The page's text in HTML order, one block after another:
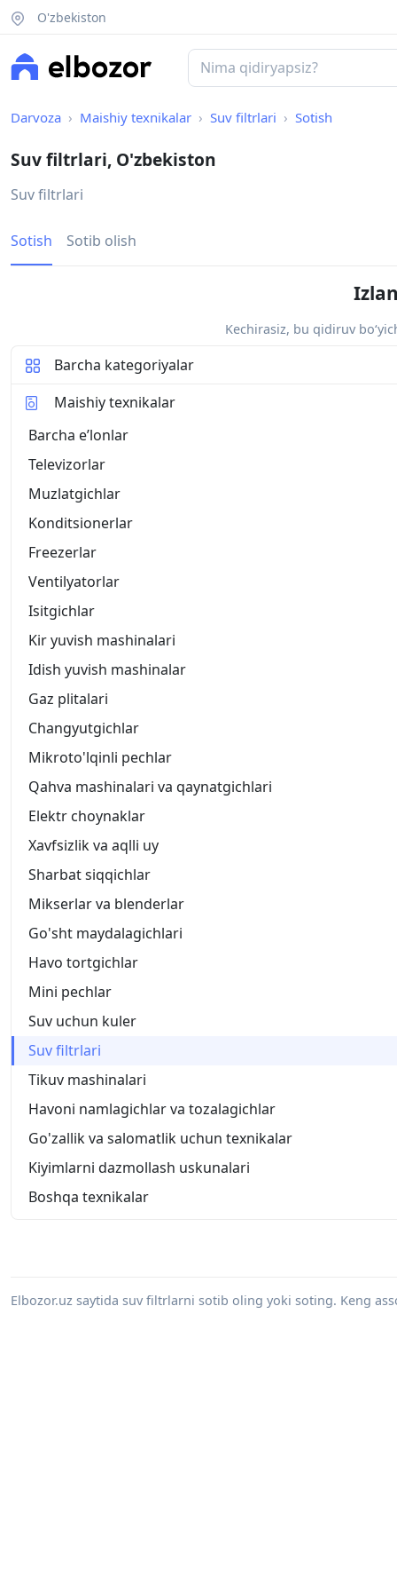
O'zbekiston
Darvoza Maishiy texnikalar Suv filtrlari Sotish
Suv filtrlari, O'zbekiston
Suv filtrlari
Sotish Sotib olish
Kechirasiz, bu qidiruv
Barcha kategoriyalar
Maishiy texnikalar
Barcha eʼlonlar
Televizorlar
Muzlatgichlar
Konditsionerlar
Freezerlar
Ventilyatorlar
Isitgichlar
Kir yuvish mashinalari
Idish yuvish mashinalar
Gaz plitalari
Changyutgichlar
Mikroto'lqinli pechlar
Qahva mashinalari va qaynatgichlari
Elektr choynaklar
Xavfsizlik va aqlli uy
Sharbat siqqichlar
Mikserlar va blenderlar
Go'sht maydalagichlari
Havo tortgichlar
Mini pechlar
Suv uchun kuler
Suv filtrlari
Tikuv mashinalari
Havoni namlagichlar va tozalagichlar
Go'zallik va salomatlik uchun texnikalar
Kiyimlarni dazmollash uskunalari
Boshqa texnikalar
Elbozor.uz saytida suv filtrlarni sotib oling yoki soting. Keng